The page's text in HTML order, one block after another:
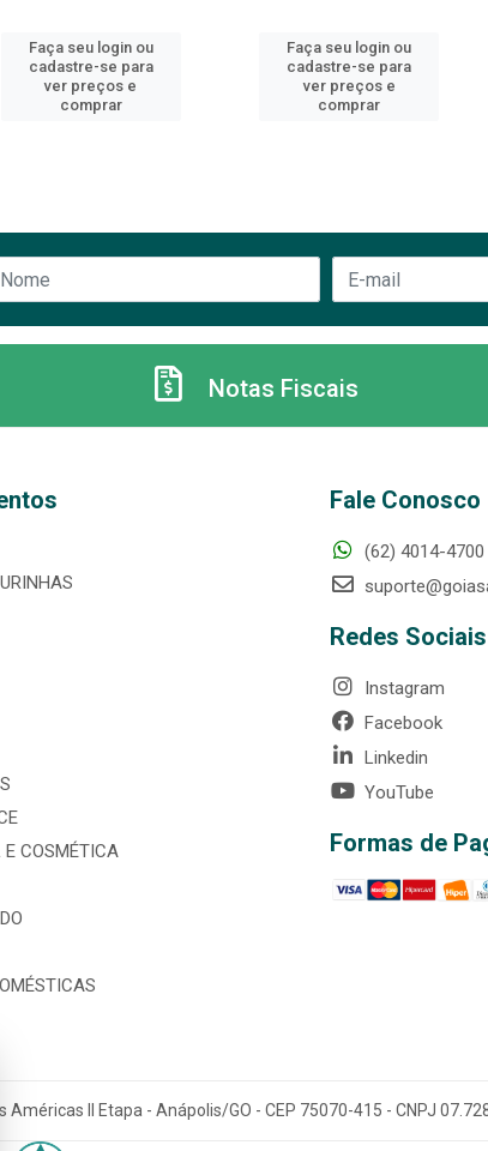
Faça seu login ou
cadastre-se para
ver preços e
comprar
Faça seu login ou
cadastre-se para
ver preços e
comprar
Notas Fiscais
E COSMÉTICA
Fale Conosco
(62) 4014-4700
Redes Sociais
Instagram
Facebook
Linkedin
YouTube
Formas de
II Etapa - Anápolis/GO - CEP 75070-415 - CNPJ